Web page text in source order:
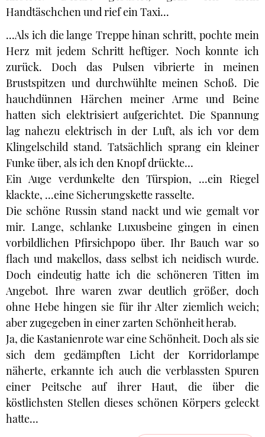
Handtäschchen und rief ein Taxi...
...Als ich die lange Treppe hinan schritt, pochte mein
Herz mit jedem Schritt heftiger. Noch konnte ich
zurück. Doch das Pulsen vibrierte in meinen
Brustspitzen und durchwühlte meinen Schoß. Die
hauchdünnen Härchen meiner Arme und Beine
hatten sich elektrisiert aufgerichtet. Die Spannung
lag nahezu elektrisch in der Luft, als ich vor dem
Klingelschild stand. Tatsächlich sprang ein kleiner
Funke über, als ich den Knopf drückte…
Ein Auge verdunkelte den Türspion, ...ein Riegel
klackte, ...eine Sicherungskette rasselte.
Die schöne Russin stand nackt und wie gemalt vor
mir. Lange, schlanke Luxusbeine gingen in einen
vorbildlichen Pfirsichpopo über. Ihr Bauch war so
flach und makellos, dass selbst ich neidisch wurde.
Doch eindeutig hatte ich die schöneren Titten im
Angebot. Ihre waren zwar deutlich größer, doch
ohne Hebe hingen sie für ihr Alter ziemlich weich;
aber zugegeben in einer zarten Schönheit herab.
Ja, die Kastanienrote war eine Schönheit. Doch als sie
sich dem gedämpften Licht der Korridorlampe
näherte, erkannte ich auch die verblassten Spuren
einer Peitsche auf ihrer Haut, die über die
köstlichsten Stellen dieses schönen Körpers geleckt
hatte…